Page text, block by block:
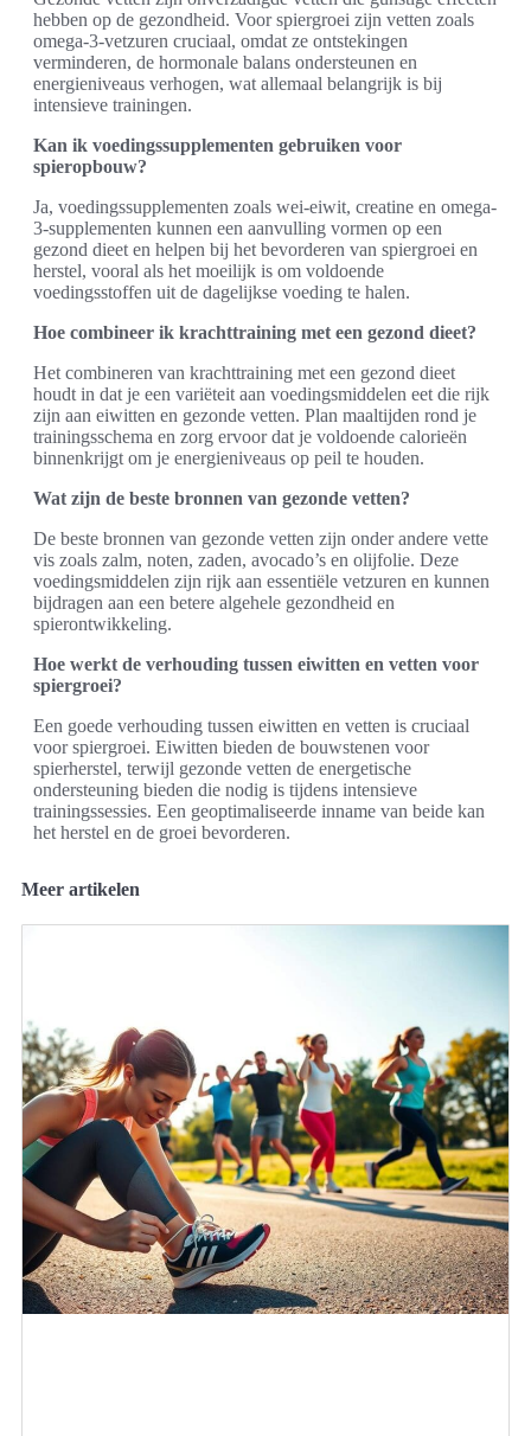
hebben op de gezondheid. Voor spiergroei zijn vetten zoals
omega-3-vetzuren cruciaal, omdat ze ontstekingen
verminderen, de hormonale balans ondersteunen en
energieniveaus verhogen, wat allemaal belangrijk is bij
intensieve trainingen.
Kan ik voedingssupplementen gebruiken voor
spieropbouw?
Ja, voedingssupplementen zoals wei-eiwit, creatine en omega-
3-supplementen kunnen een aanvulling vormen op een
gezond dieet en helpen bij het bevorderen van spiergroei en
herstel, vooral als het moeilijk is om voldoende
voedingsstoffen uit de dagelijkse voeding te halen.
Hoe combineer ik krachttraining met een gezond dieet?
Het combineren van krachttraining met een gezond dieet
houdt in dat je een variëteit aan voedingsmiddelen eet die rijk
zijn aan eiwitten en gezonde vetten. Plan maaltijden rond je
trainingsschema en zorg ervoor dat je voldoende calorieën
binnenkrijgt om je energieniveaus op peil te houden.
Wat zijn de beste bronnen van gezonde vetten?
De beste bronnen van gezonde vetten zijn onder andere vette
vis zoals zalm, noten, zaden, avocado’s en olijfolie. Deze
voedingsmiddelen zijn rijk aan essentiële vetzuren en kunnen
bijdragen aan een betere algehele gezondheid en
spierontwikkeling.
Hoe werkt de verhouding tussen eiwitten en vetten voor
spiergroei?
Een goede verhouding tussen eiwitten en vetten is cruciaal
voor spiergroei. Eiwitten bieden de bouwstenen voor
spierherstel, terwijl gezonde vetten de energetische
ondersteuning bieden die nodig is tijdens intensieve
trainingssessies. Een geoptimaliseerde inname van beide kan
het herstel en de groei bevorderen.
Meer artikelen